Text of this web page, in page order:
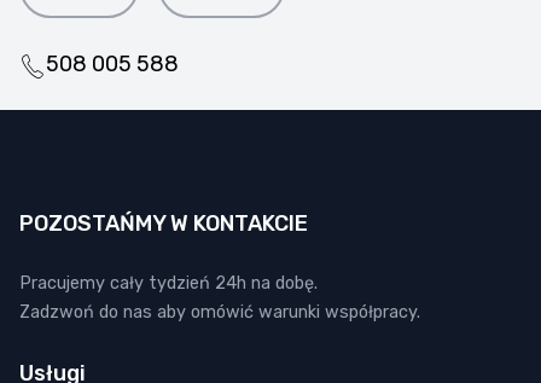
508 005 588
POZOSTAŃMY W KONTAKCIE
Pracujemy cały tydzień 24h na dobę.
Zadzwoń do nas aby omówić warunki współpracy.
Usługi